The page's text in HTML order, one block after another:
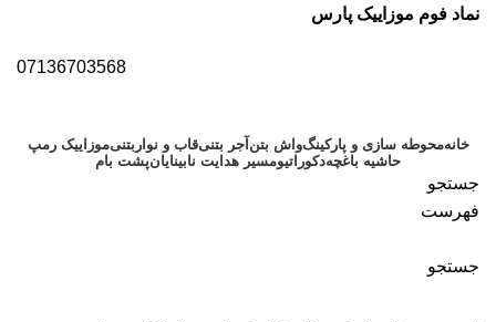
نماد فوم موزاییک پارس
07136703568
خانهمحوطه سازی و پارکینگواش بتن آجر بتنیقاب و نواربتنیموزاییک رمپ
حاشیه باغچهدکوراتیومسیر هدایت نابینایانپشت بام
جستجو
فهرست
جستجو